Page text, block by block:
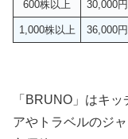
600株以上 30,000
1,000株以上 36,000
「BRUNO」はキ
アやトラベルのジ